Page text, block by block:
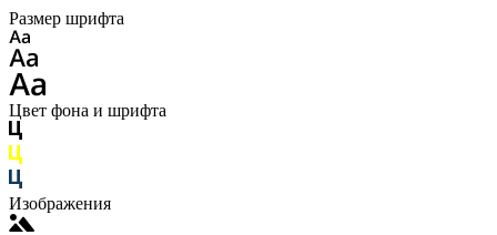
Размер шрифта
Цвет фона и шрифта
Изображения